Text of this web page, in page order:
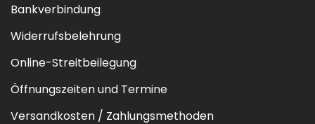
Bankverbindung
Widerrufsbelehrung
Online-Streitbeilegung
Öffnungszeiten und Termine
Versandkosten / Zahlungsmethoden